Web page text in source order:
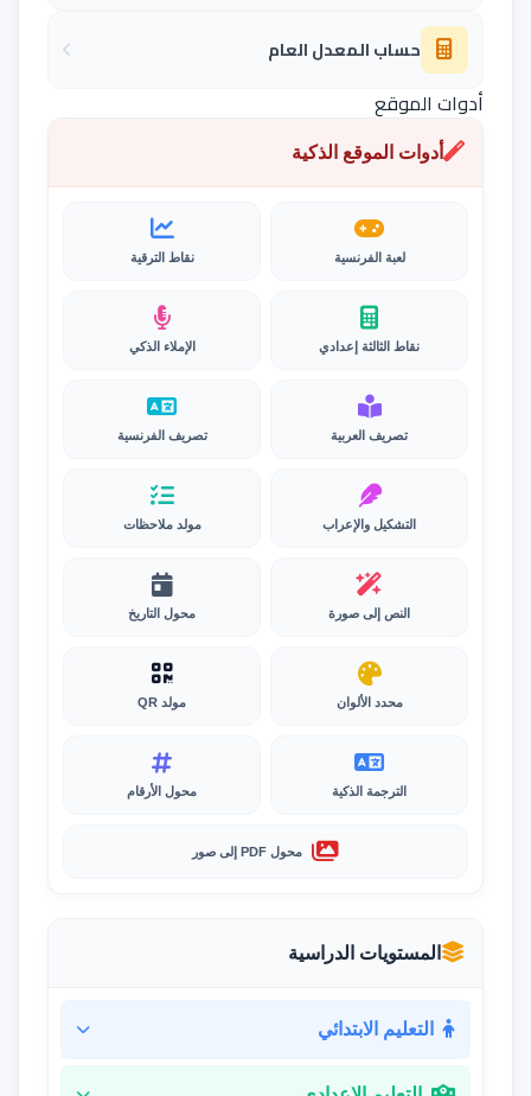
حساب المعدل العام
أدوات الموقع
أدوات الموقع الذكية
لعبة الفرنسية نقاط الترقية
نقاط الثالثة إعدادي الإملاء الذكي
تصريف العربية تصريف الفرنسية
التشكيل والإعراب مولد ملاحظات
النص إلى صورة محول التاريخ
محدد الألوان مولد QR
الترجمة الذكية محول الأرقام
محول PDF إلى صور
المستويات الدراسية
التعليم الابتدائي